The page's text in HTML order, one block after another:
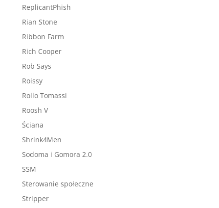
ReplicantPhish
Rian Stone
Ribbon Farm
Rich Cooper
Rob Says
Roissy
Rollo Tomassi
Roosh V
Ściana
Shrink4Men
Sodoma i Gomora 2.0
SSM
Sterowanie społeczne
Stripper